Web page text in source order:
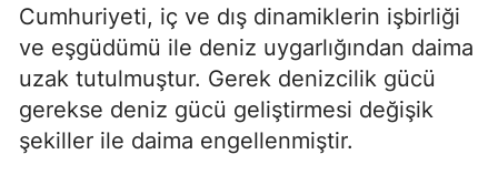
Cumhuriyeti, iç ve dış dinamiklerin işbirliği
ve eşgüdümü ile deniz uygarlığından daima
uzak tutulmuştur. Gerek denizcilik gücü
gerekse deniz gücü geliştirmesi değişik
şekiller ile daima engellenmiştir.